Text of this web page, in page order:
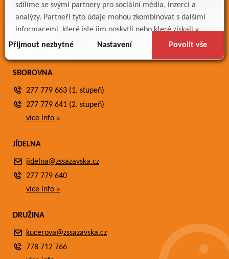
sdílíme se svými partnery pro sociální média, inzerci a
analýzy. Partneři tyto údaje mohou zkombinovat s dalšími
informacemi, které jste jim poskytli nebo které získali v
důsledku toho, že používáte jejich služby.
Přijmout nezbytné Nastavení Povolit vše
Jídelníček
Meteostanice
Fotogalerie
Kontakty
SBOROVNA
277 779 663 (1. stupeň)
277 779 641 (2. stupeň)
více info »
JÍDELNA
jidelna@zssazavska.cz
277 779 640
více info »
DRUŽINA
kucerova@zssazavska.cz
778 712 766